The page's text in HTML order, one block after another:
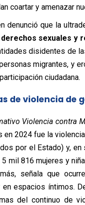
coartar y amenazar
denunció que la
derechos sexuales y
disidentes de
migrantes, y
ciudadana.
de violencia de
Violencia contra
en 2024 fue la
por el Estado) y,
mil 816 mujeres y
señala que
en espacios íntimos.
del continuo de